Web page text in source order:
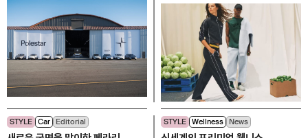
STYLE Car Editorial STYLE Wellness News